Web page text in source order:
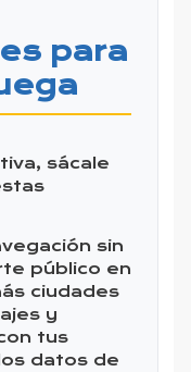
para
sácale
sin
público en
ciudades
y
tus
datos de